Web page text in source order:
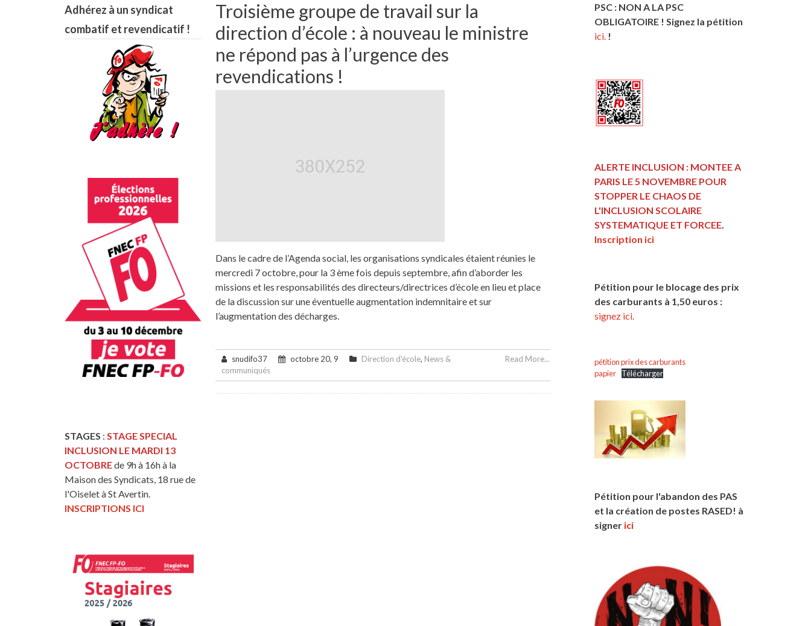
Troisième groupe de travail sur la
direction d’école : à nouveau le ministre
ne répond pas à l’urgence des
revendications !
Dans le cadre de l’Agenda social, les organisations syndicales étaient réunies le
mercredi 7 octobre, pour la 3 ème fois depuis septembre, afin d’aborder les
missions et les responsabilités des directeurs/directrices d’école en lieu et place
de la discussion sur une éventuelle augmentation indemnitaire et sur
l’augmentation des décharges.
snudifo37 octobre 20, 9 Direction d'école, News &
communiqués
Read More...
Adhérez à un syndicat
combatif et revendicatif !
STAGES :STAGE SPECIAL
INCLUSION LE MARDI 13
OCTOBREde 9h à 16h à la
Maison des Syndicats, 18 rue de
l'Oiselet à St Avertin.
INSCRIPTIONS ICI
PSC : NON A LA PSC
OBLIGATOIRE ! Signez la pétition
ici. !
ALERTE INCLUSION : MONTEE A
PARIS LE 5 NOVEMBRE POUR
STOPPER LE CHAOS DE
L'INCLUSION SCOLAIRE
SYSTEMATIQUE ET FORCEE.
Inscription ici
Pétition pour le blocage des prix
des carburants à 1,50 euros :
signez ici.
pétition prix des carburants
papier
Télécharger
Pétition pour l'abandon des PAS
et la création de postes RASED! à
signer ici